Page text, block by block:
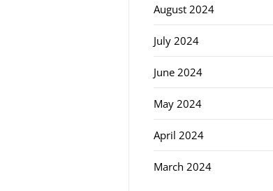
August 2024
July 2024
June 2024
May 2024
April 2024
March 2024